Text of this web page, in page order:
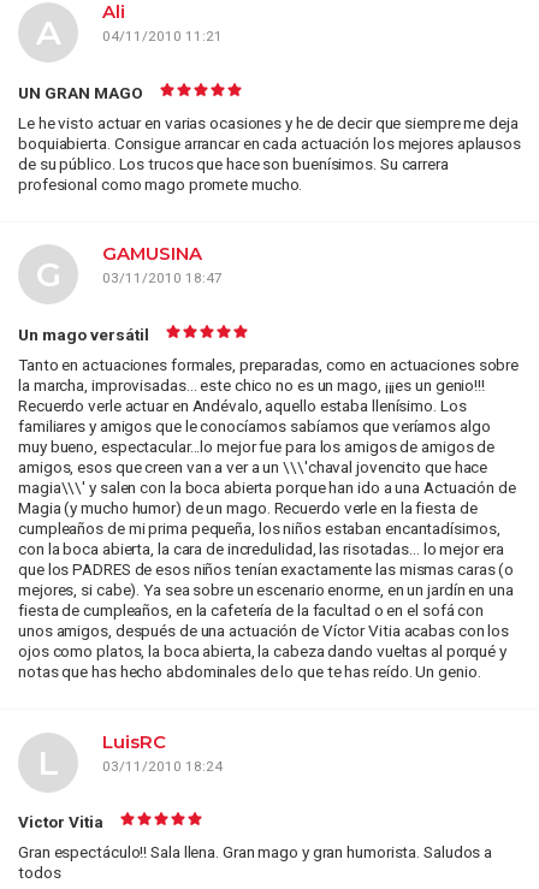
Ali
04/11/2010 11:21
A
UN GRAN MAGO
Le he visto actuar en varias ocasiones y he de decir que siempre me deja
boquiabierta. Consigue arrancar en cada actuación los mejores aplausos
de su público. Los trucos que hace son buenísimos. Su carrera
profesional como mago promete mucho.
GAMUSINA
03/11/2010 18:47
G
Un mago versátil
Tanto en actuaciones formales, preparadas, como en actuaciones sobre
la marcha, improvisadas... este chico no es un mago, ¡¡¡es un genio!!!
Recuerdo verle actuar en Andévalo, aquello estaba llenísimo. Los
familiares y amigos que le conocíamos sabíamos que veríamos algo
muy bueno, espectacular...lo mejor fue para los amigos de amigos de
amigos, esos que creen van a ver a un \\\'chaval jovencito que hace
magia\\\' y salen con la boca abierta porque han ido a una Actuación de
Magia (y mucho humor) de un mago. Recuerdo verle en la fiesta de
cumpleaños de mi prima pequeña, los niños estaban encantadísimos,
con la boca abierta, la cara de incredulidad, las risotadas... lo mejor era
que los PADRES de esos niños tenían exactamente las mismas caras (o
mejores, si cabe). Ya sea sobre un escenario enorme, en un jardín en una
fiesta de cumpleaños, en la cafetería de la facultad o en el sofá con
unos amigos, después de una actuación de Víctor Vitia acabas con los
ojos como platos, la boca abierta, la cabeza dando vueltas al porqué y
notas que has hecho abdominales de lo que te has reído. Un genio.
LuisRC
03/11/2010 18:24
L
Victor Vitia
Gran espectáculo!! Sala llena. Gran mago y gran humorista. Saludos a
todos